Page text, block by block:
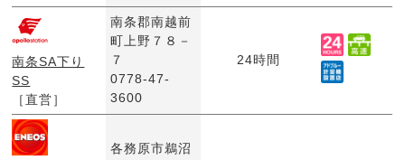
南条SA下り
SS
［直営］
南条郡南越前
町上野７８－
７
0778-47-
3600
24時間
各務原市鵜沼